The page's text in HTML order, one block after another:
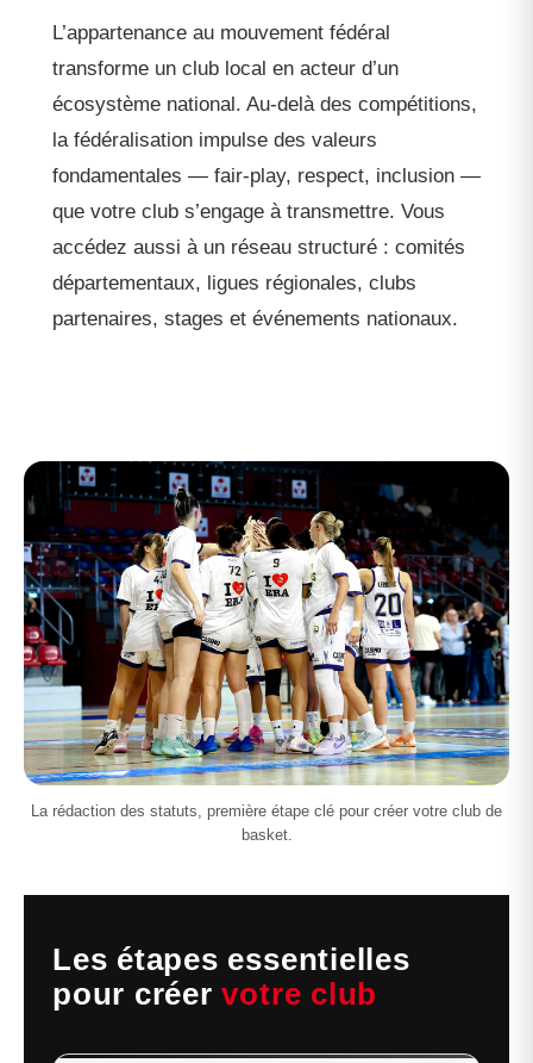
L’appartenance au mouvement fédéral
transforme un club local en acteur d’un
écosystème national. Au-delà des compétitions,
la fédéralisation impulse des valeurs
fondamentales — fair-play, respect, inclusion —
que votre club s’engage à transmettre. Vous
accédez aussi à un réseau structuré : comités
départementaux, ligues régionales, clubs
partenaires, stages et événements nationaux.
La rédaction des statuts, première étape clé pour créer votre club de
basket.
Les étapes essentielles
pour créervotre club